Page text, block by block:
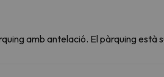
amb antelació. El pàrquing